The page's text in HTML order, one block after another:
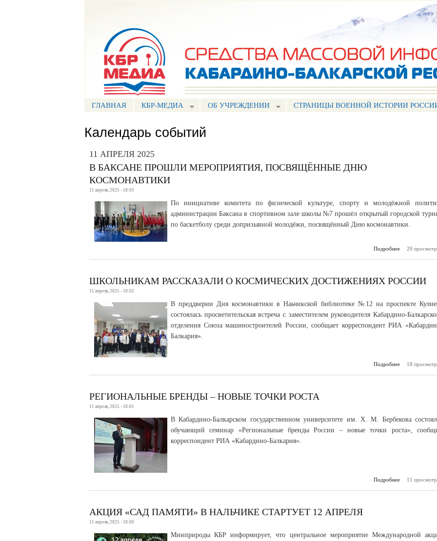
ГЛАВНАЯ КБР-МЕДИА ОБ УЧРЕЖДЕНИИ СТРАНИЦЫ ВОЕННОЙ ИСТОРИИ
Календарь событий
11 АПРЕЛЯ 2025
В БАКСАНЕ ПРОШЛИ МЕРОПРИЯТИЯ, ПОСВЯЩЁННЫЕ ДНЮ
КОСМОНАВТИКИ
11 апреля, 2025 - 18:03
По инициативе комитета по физической культуре, спорту и молодёжной
администрации Баксана в спортивном зале школы №7 прошёл открытый городской
по баскетболу среди допризывной молодёжи, посвящённый Дню космонавтики.
Подробнее
о В Баксане
20
ШКОЛЬНИКАМ РАССКАЗАЛИ О КОСМИЧЕСКИХ ДОСТИЖЕНИЯХ РОССИИ
11 апреля, 2025 - 18:02
В преддверии Дня космонавтики в Наьчикской библиотеке №12 на проспекте
состоялась просветительская встреча с заместителем руководителя Кабардино-
отделения Союза машиностроителей России, сообщает корреспондент РИА
Балкария».
Подробнее
о
18
РЕГИОНАЛЬНЫЕ БРЕНДЫ – НОВЫЕ ТОЧКИ РОСТА
11 апреля, 2025 - 18:01
В Кабардино-Балкарском государственном университете им. Х. М. Бербекова
обучающий семинар «Региональные бренды России – новые точки роста»,
корреспондент РИА «Кабардино-Балкария».
Подробнее
о
11
АКЦИЯ «САД ПАМЯТИ» В НАЛЬЧИКЕ СТАРТУЕТ 12 АПРЕЛЯ
11 апреля, 2025 - 18:00
Минприроды КБР информирует, что центральное мероприятие Международной